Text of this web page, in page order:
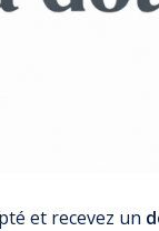
et recevez un